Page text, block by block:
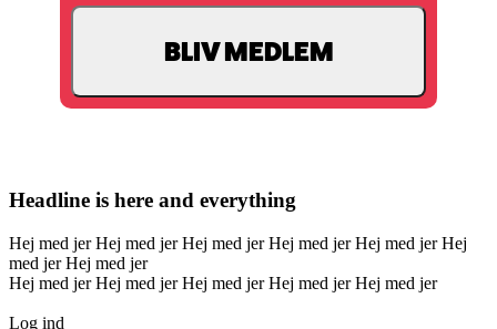
Headline is here and everything
Hej med jer Hej med jer Hej med jer Hej med jer Hej med jer Hej
med jer Hej med jer
Hej med jer Hej med jer Hej med jer Hej med jer Hej med jer
Log ind